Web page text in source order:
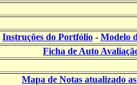
Instruções do Portfólio - Modelo
Ficha de Auto
Mapa de Notas atualizado